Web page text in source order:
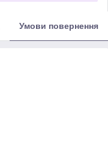
Умови повернення